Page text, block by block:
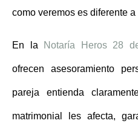
como veremos es diferente
En la Notaría Heros 28
ofrecen asesoramiento
pareja entienda
matrimonial les afecta,